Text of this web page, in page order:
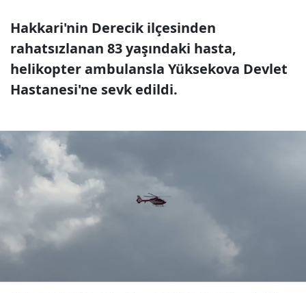
Hakkari'nin Derecik ilçesinden
rahatsızlanan 83 yaşındaki hasta,
helikopter ambulansla Yüksekova Devlet
Hastanesi'ne sevk edildi.